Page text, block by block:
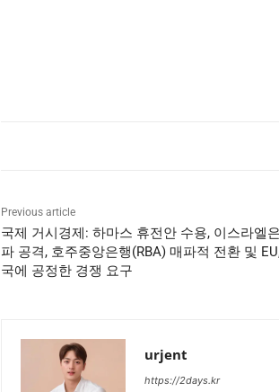
Previous article
국제 거시경제: 하마스 휴전안 수용, 이스라엘
파 공격, 호주중앙은행(RBA) 매파적 전환 및
국에 공정한 경쟁 요구
urjent
https://2days.kr